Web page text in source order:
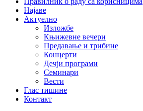
Најаве
Актуелно
Изложбе
Књижевне вечери
Предавање и трибине
Концерти
Дечји програми
Семинари
Вести
Глас тишине
Контакт